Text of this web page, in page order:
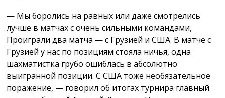
— Мы боролись на равных или даже смотрелись
лучше в матчах с очень сильными командами,
Проиграли два матча — с Грузией и США. В матче с
Грузией у нас по позициям стояла ничья, одна
шахматистка грубо ошиблась в абсолютно
выигранной позиции. С США тоже необязательное
поражение, — говорил об итогах турнира главный